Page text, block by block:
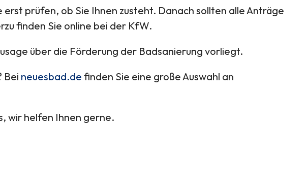
prüfen, ob Sie Ihnen zusteht. Danach sollten alle Anträge
finden Sie online bei der KfW.
über die Förderung der Badsanierung vorliegt.
Bei neuesbad.de finden Sie eine große Auswahl an
wir helfen Ihnen gerne.